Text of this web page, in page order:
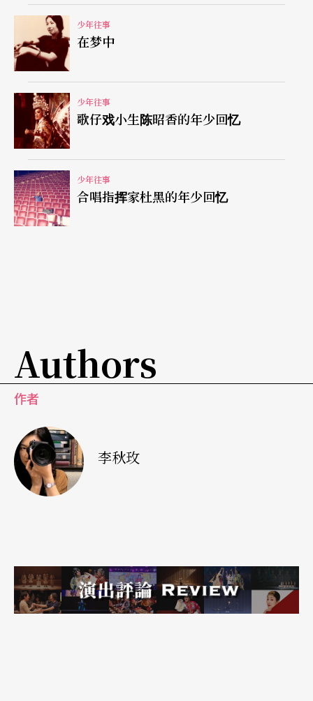
今天变成唱歌被大家认识的蔡琴，是很奇特的命
运，因为她小时候的个性是很低调、不爱炫耀的。
会画画，老师一看就知道；但音乐课大家一起唱，
老师根本听不出来她唱得如何。而且同学上台才艺
表演，每次看到那么爱现的人，她不但觉得不忍卒
睹，还替对方感到好糗。
这提醒她自己后来的表演，一定要加倍小心。然而
追求完美的习惯似乎是天性，蔡琴笑著回忆：「我
琴。也是在那段时间，爸妈省吃俭用，在房子后面
加盖，因此有了抽水马桶、厨房，还多了个小房
间。妈妈问她敢不敢自己睡那个小房间？她高兴极
了！她喜欢一个人听自己的音乐、写功课、弹吉他
自得其乐，多晚都没关系。也许是妈妈听到了她的
歌声、也许是爸爸出海当了商船船长。有一天，妈
也一直在听那卷卡带。当时她压根没想到要在别人
面前表演，而是觉得唱歌会开心。
少年往事
在梦中
少年往事
歌仔戏小生陈昭香的年少回忆
少年往事
合唱指挥家杜黑的年少回忆
Authors
作者
李秋玫